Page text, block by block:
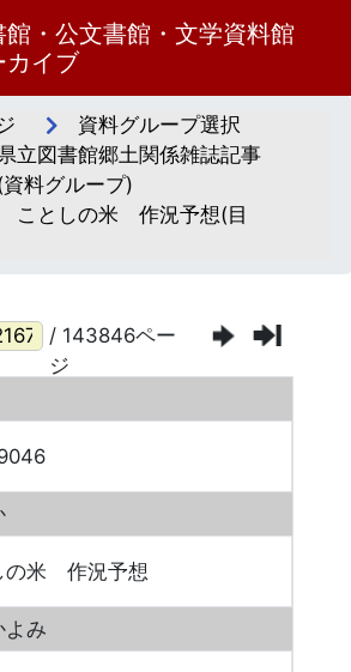
・公文書館・文学資料館
カイブ
資料グループ選択
立図書館郷土関係雑誌記事
料グループ)
ことしの米 作況予想(目
/ 143846ペー
ジ
米 作況予想
よみ